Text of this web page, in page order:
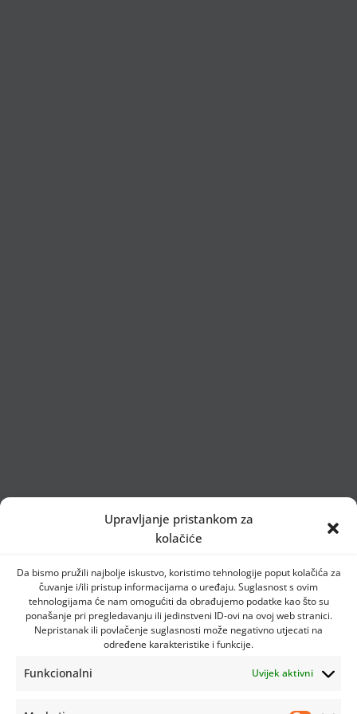
Upravljanje pristankom za
kolačiće
Da bismo pružili najbolje iskustvo, koristimo tehnologije poput kolačića za
čuvanje i/ili pristup informacijama o uređaju. Suglasnost s ovim
tehnologijama će nam omogućiti da obrađujemo podatke kao što su
ponašanje pri pregledavanju ili jedinstveni ID-ovi na ovoj web stranici.
Nepristanak ili povlačenje suglasnosti može negativno utjecati na
određene karakteristike i funkcije.
Funkcionalni Uvijek aktivni